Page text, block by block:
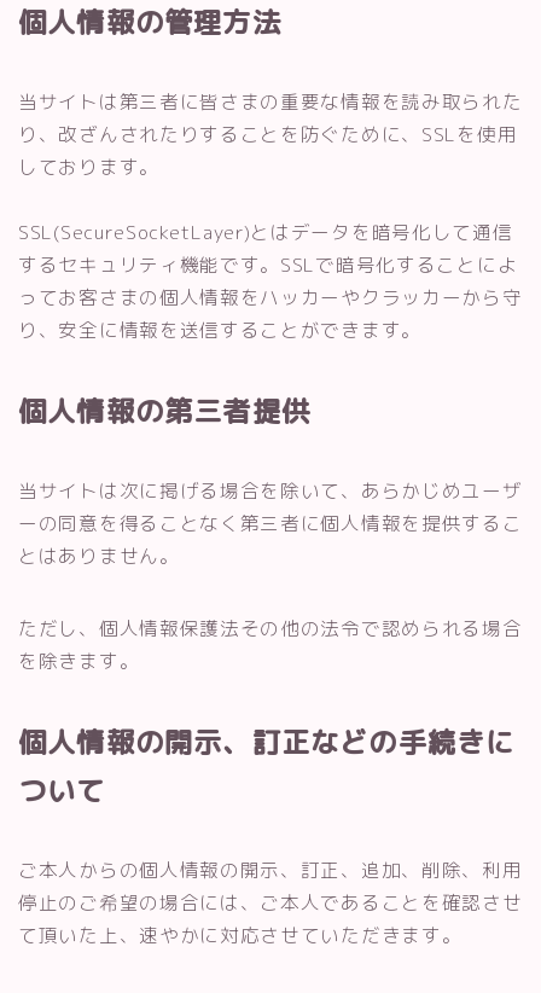
個人情報の管理方法
当サイトは第三者に皆さまの重要な情報を読み取られた
り、改ざんされたりすることを防ぐために、SSLを使用
しております。
SSL(SecureSocketLayer)とはデータを暗号化して通信
するセキュリティ機能です。SSLで暗号化することによ
ってお客さまの個人情報をハッカーやクラッカーから守
り、安全に情報を送信することができます。
個人情報の第三者提供
当サイトは次に掲げる場合を除いて、あらかじめユーザ
ーの同意を得ることなく第三者に個人情報を提供するこ
とはありません。
ただし、個人情報保護法その他の法令で認められる場合
を除きます。
個人情報の開示、訂正などの手続きに
ついて
ご本人からの個人情報の開示、訂正、追加、削除、利用
停止のご希望の場合には、ご本人であることを確認させ
て頂いた上、速やかに対応させていただきます。